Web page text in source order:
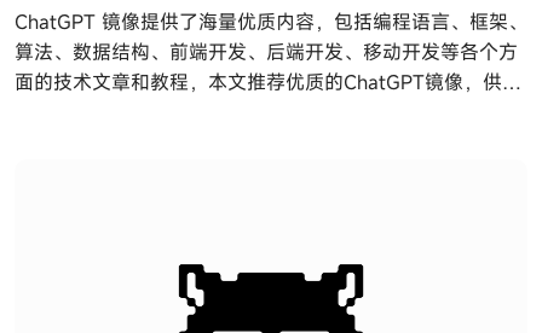
ChatGPT 镜像提供了海量优质内容，包括编程语言、框架、
算法、数据结构、前端开发、后端开发、移动开发等各个方
面的技术文章和教程，本文推荐优质的ChatGPT镜像，供大